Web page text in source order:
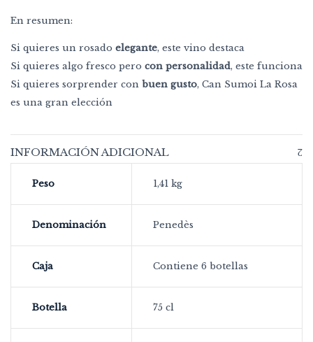
En resumen:
Si quieres un rosado elegante, este vino destaca
Si quieres algo fresco pero con personalidad, este funciona
Si quieres sorprender con buen gusto, Can Sumoi La Rosa
es una gran elección
INFORMACIÓN ADICIONAL
Peso 1,41 kg
Denominación Penedès
Caja Contiene 6 botellas
Botella 75 cl